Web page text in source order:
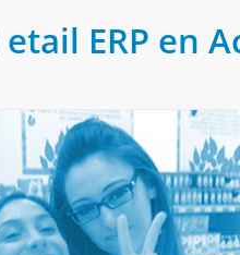
etail ERP en